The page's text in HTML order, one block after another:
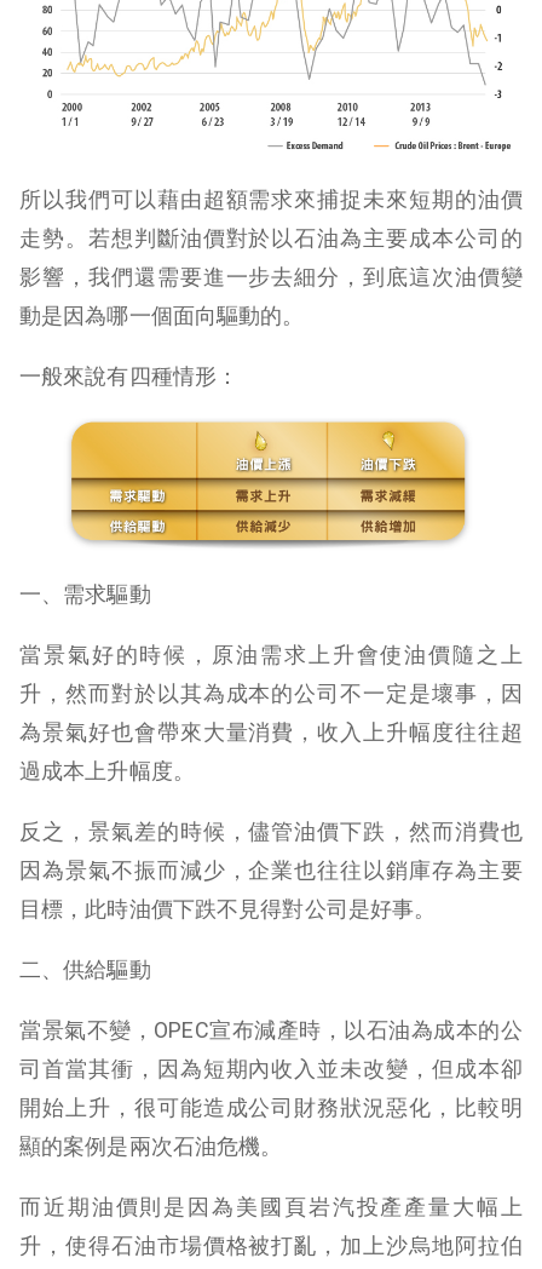
所以我們可以藉由超額需求來捕捉未來短期的油價
走勢。若想判斷油價對於以石油為主要成本公司的
影響，我們還需要進一步去細分，到底這次油價變
動是因為哪一個面向驅動的。
一般來說有四種情形：
一、需求驅動
當景氣好的時候，原油需求上升會使油價隨之上
升，然而對於以其為成本的公司不一定是壞事，因
為景氣好也會帶來大量消費，收入上升幅度往往超
過成本上升幅度。
反之，景氣差的時候，儘管油價下跌，然而消費也
因為景氣不振而減少，企業也往往以銷庫存為主要
目標，此時油價下跌不見得對公司是好事。
二、供給驅動
當景氣不變，OPEC宣布減產時，以石油為成本的公
司首當其衝，因為短期內收入並未改變，但成本卻
開始上升，很可能造成公司財務狀況惡化，比較明
顯的案例是兩次石油危機。
而近期油價則是因為美國頁岩汽投產產量大幅上
升，使得石油市場價格被打亂，加上沙烏地阿拉伯